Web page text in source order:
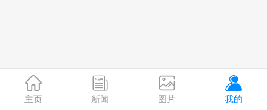
主页 新闻 图片 我的